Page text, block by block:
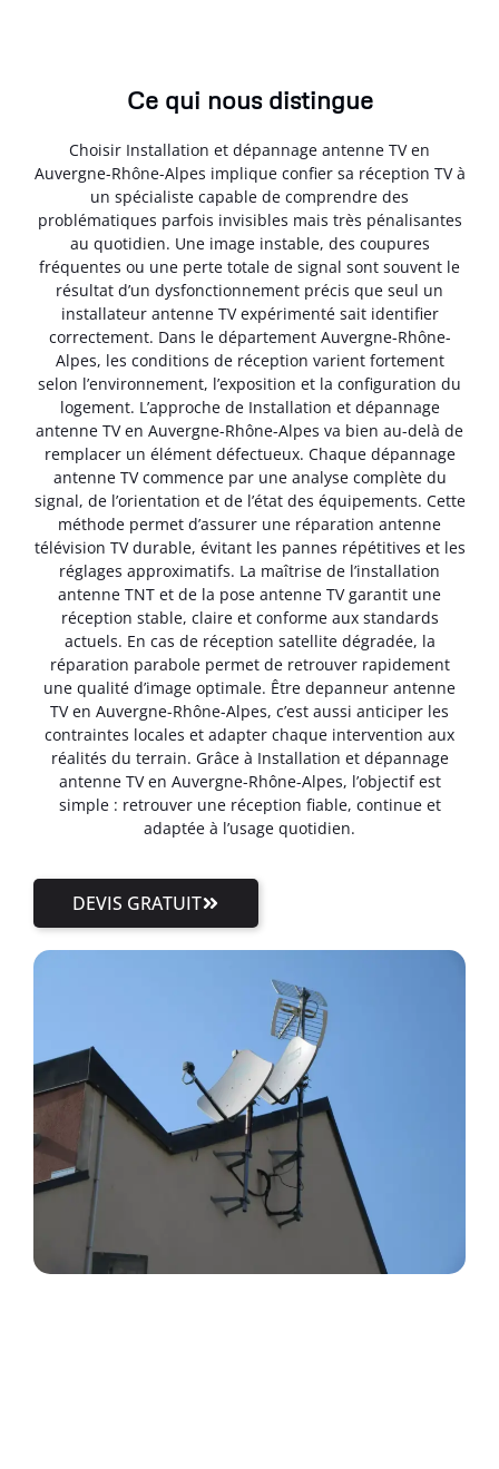
Ce qui nous distingue
Choisir Installation et dépannage antenne TV en
Auvergne-Rhône-Alpes implique confier sa réception TV à
un spécialiste capable de comprendre des
problématiques parfois invisibles mais très pénalisantes
au quotidien. Une image instable, des coupures
fréquentes ou une perte totale de signal sont souvent le
résultat d’un dysfonctionnement précis que seul un
installateur antenne TV expérimenté sait identifier
correctement. Dans le département Auvergne-Rhône-
Alpes, les conditions de réception varient fortement
selon l’environnement, l’exposition et la configuration du
logement. L’approche de Installation et dépannage
antenne TV en Auvergne-Rhône-Alpes va bien au-delà de
remplacer un élément défectueux. Chaque dépannage
antenne TV commence par une analyse complète du
signal, de l’orientation et de l’état des équipements. Cette
méthode permet d’assurer une réparation antenne
télévision TV durable, évitant les pannes répétitives et les
réglages approximatifs. La maîtrise de l’installation
antenne TNT et de la pose antenne TV garantit une
réception stable, claire et conforme aux standards
actuels. En cas de réception satellite dégradée, la
réparation parabole permet de retrouver rapidement
une qualité d’image optimale. Être depanneur antenne
TV en Auvergne-Rhône-Alpes, c’est aussi anticiper les
contraintes locales et adapter chaque intervention aux
réalités du terrain. Grâce à Installation et dépannage
antenne TV en Auvergne-Rhône-Alpes, l’objectif est
simple : retrouver une réception fiable, continue et
adaptée à l’usage quotidien.
DEVIS GRATUIT